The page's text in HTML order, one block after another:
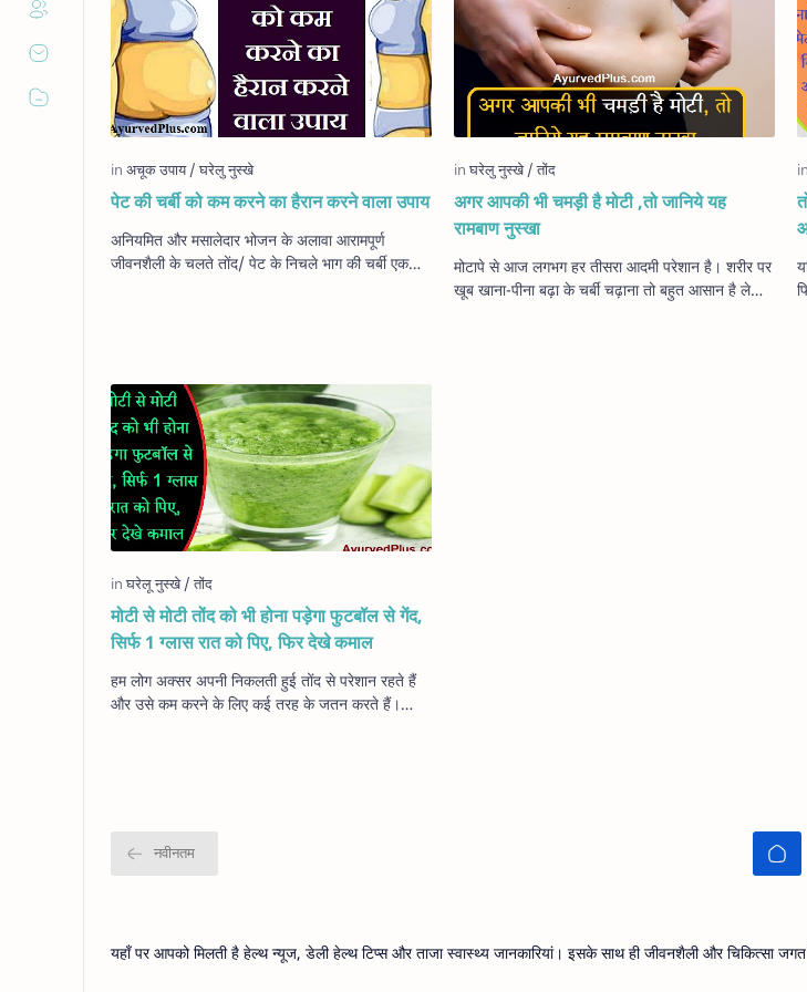
पेट की चर्बी को कम करने का हैरान करने वाला उपाय
अनियमित और मसालेदार भोजन के अलावा आरामपूर्ण
जीवनशैली के चलते तोंद/ पेट के निचले भाग की चर्बी एक
अगर आपकी भी चमड़ी है मोटी ,तो जानिये यह
रामबाण नुस्खा
मोटापे से आज लगभग हर तीसरा आदमी परेशान है। शरीर पर
खूब खाना-पीना बढ़ा के चर्बी चढ़ाना तो बहुत आसान है लेकिन
मोटी से मोटी तोंद को भी होना पड़ेगा फुटबॉल से गेंद,
सिर्फ 1 ग्लास रात को पिए, फिर देखे कमाल
हम लोग अक्सर अपनी निकलती हुई तोंद से परेशान रहते हैं
और उसे कम करने के लिए कई तरह के जतन करते हैं।
यहाँ पर आपको मिलती है हेल्थ न्यूज, डेली हेल्थ टिप्स और ताजा स्वास्थ्य जानकारियां। इसके साथ ही जीवनशैली और चिकित्सा